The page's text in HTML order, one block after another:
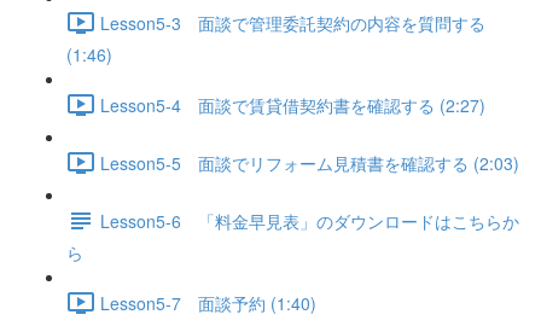
Lesson5-3 面談で管理委託契約の内容を質問する
(1:46)
Lesson5-4 面談で賃貸借契約書を確認する (2:27)
Lesson5-5 面談でリフォーム見積書を確認する (2:03)
Lesson5-6 「料金早見表」のダウンロードはこちらか
ら
Lesson5-7 面談予約 (1:40)